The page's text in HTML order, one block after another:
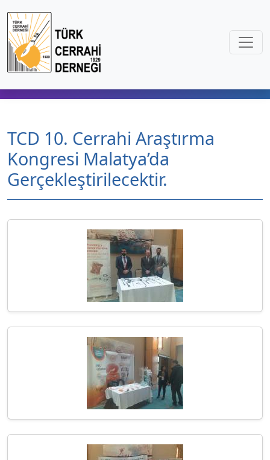
TCD 10. Cerrahi Araştırma
Kongresi Malatya’da
Gerçekleştirilecektir.